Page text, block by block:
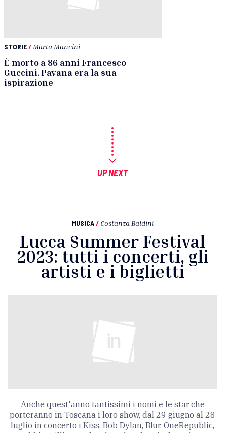
STORIE/ Marta Mancini
È morto a 86 anni Francesco
Guccini. Pavana era la sua
ispirazione
UP NEXT
MUSICA / Costanza Baldini
Lucca Summer Festival
2023: tutti i concerti, gli
artisti e i biglietti
Anche quest'anno tantissimi i nomi e le star che
porteranno in Toscana i loro show, dal 29 giugno al 28
luglio in concerto i Kiss, Bob Dylan, Blur, OneRepublic,